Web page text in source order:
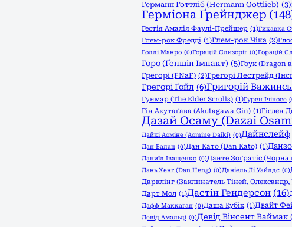
Германн Готтліб (Hermann Gottlieb) (3)
Герміона Ґрейнджер
Гестія Амалія Фаулі-Прейшер (1)Гикавка
Глем-рок Фредді (1)Глем-рок Чіка (2)
Голлі Манро (0)Горацій Слизоріг (0)Горацій
Горо (Ґеншін Імпакт) (5)Гоук (Dragon
Грегорі (FNaF) (2)Грегорі Лестрейд
Грегорі Ґойл (6)Григорій
Гунмар (The Elder Scrolls) (1)Гурен Ічіносе
Гін Акутаґава (Akutagawa Gin) (1)Гіслен
Дазай Осаму (Dazai
Дайкі Аоміне (Aomine Daiki) (0)Дайнслейф
Дан Балан (0)Дан Като (Dan Katо) (1)
Даниїл Іващенко (0)Данте Зоґратіс
Дань Хенг (Dan Heng) (0)Даніель Лі Уайлдс (0)
Дарклінг (Заклинатель Тіней,
Дарт Мол (1)Дастін Гендерсон (16)
Дафф Маккаган (0)Даша Кубік (1)Двайт
Девід Амальді (0)Девід Вінсент